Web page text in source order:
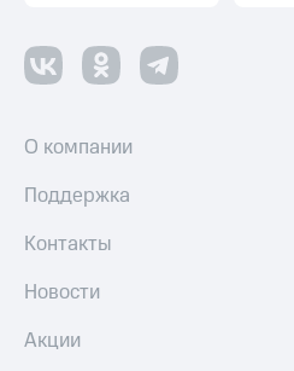
О компании
Поддержка
Контакты
Новости
Акции